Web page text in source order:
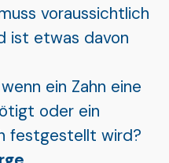
voraussichtlich
ist etwas davon
ein Zahn eine
oder ein
festgestellt wird?